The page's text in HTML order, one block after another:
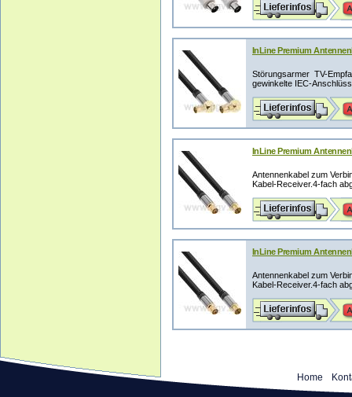
InLine Premium
Störungsarmer TV-
gewinkelte IEC-
InLine Premium
Antennenkabel zum
Kabel-Receiver.4-fach
InLine Premium
Antennenkabel zum
Kabel-Receiver.4-fach
Home